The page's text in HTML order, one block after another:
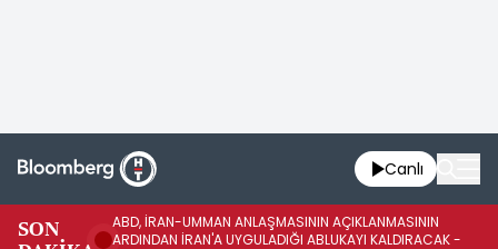
Canlı
SON
ABD, İRAN-UMMAN ANLAŞMASININ AÇIKLANMASININ
ARDINDAN İRAN'A UYGULADIĞI ABLUKAYI KALDIRACAK -